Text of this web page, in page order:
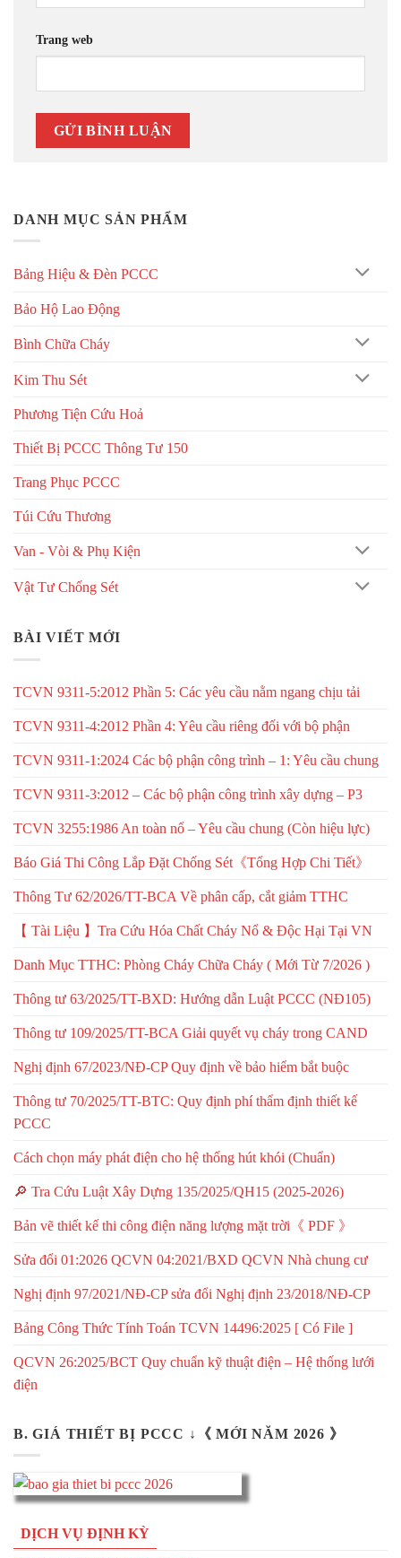
Trang web
DANH MỤC SẢN PHẨM
Bảng Hiệu & Đèn PCCC
Bảo Hộ Lao Động
Bình Chữa Cháy
Kim Thu Sét
Phương Tiện Cứu Hoả
Thiết Bị PCCC Thông Tư 150
Trang Phục PCCC
Túi Cứu Thương
Van - Vòi & Phụ Kiện
Vật Tư Chống Sét
BÀI VIẾT MỚI
TCVN 9311-5:2012 Phần 5: Các yêu cầu nằm ngang chịu tải
TCVN 9311-4:2012 Phần 4: Yêu cầu riêng đối với bộ phận
TCVN 9311-1:2024 Các bộ phận công trình – 1: Yêu cầu chung
TCVN 9311-3:2012 – Các bộ phận công trình xây dựng – P3
TCVN 3255:1986 An toàn nổ – Yêu cầu chung (Còn hiệu lực)
Báo Giá Thi Công Lắp Đặt Chống Sét《Tổng Hợp Chi Tiết》
Thông Tư 62/2026/TT-BCA Về phân cấp, cắt giảm TTHC
【 Tài Liệu 】Tra Cứu Hóa Chất Cháy Nổ & Độc Hại Tại VN
Danh Mục TTHC: Phòng Cháy Chữa Cháy ( Mới Từ 7/2026 )
Thông tư 63/2025/TT-BXD: Hướng dẫn Luật PCCC (NĐ105)
Thông tư 109/2025/TT-BCA Giải quyết vụ cháy trong CAND
Nghị định 67/2023/NĐ-CP Quy định về bảo hiểm bắt buộc
Thông tư 70/2025/TT-BTC: Quy định phí thẩm định thiết kế
PCCC
Cách chọn máy phát điện cho hệ thống hút khói (Chuẩn)
🔎 Tra Cứu Luật Xây Dựng 135/2025/QH15 (2025-2026)
Bản vẽ thiết kế thi công điện năng lượng mặt trời《 PDF 》
Sửa đổi 01:2026 QCVN 04:2021/BXD QCVN Nhà chung cư
Nghị định 97/2021/NĐ-CP sửa đổi Nghị định 23/2018/NĐ-CP
Bảng Công Thức Tính Toán TCVN 14496:2025 [ Có File ]
QCVN 26:2025/BCT Quy chuẩn kỹ thuật điện – Hệ thống lưới
điện
B. GIÁ THIẾT BỊ PCCC ↓《 MỚI NĂM 2026 》
DỊCH VỤ ĐỊNH KỲ